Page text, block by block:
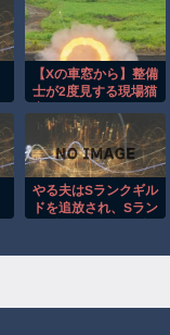
【Xの車窓から】整備
士が2度見する現場猫
やる夫はSランクギル
ドを追放され、Sラン